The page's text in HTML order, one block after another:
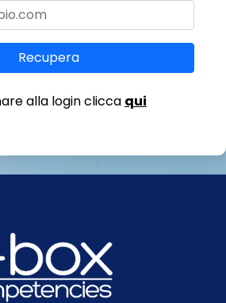
Recupera
alla login clicca qui